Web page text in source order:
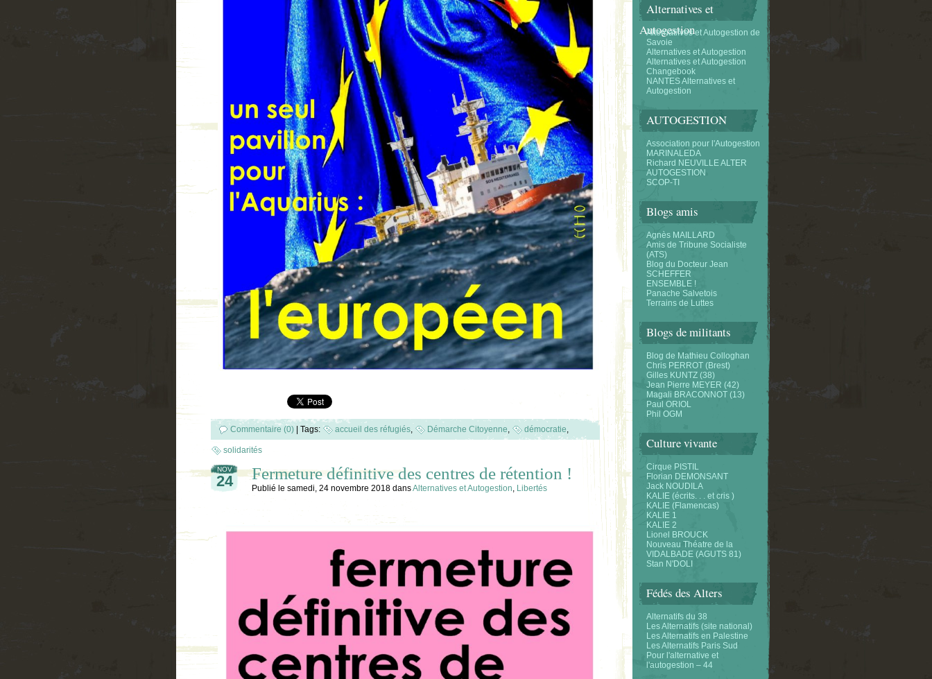
Commentaire (0) Tags: accueil des réfugiés, Démarche Citoyenne, démocratie,
solidarités
NOV
24 Fermeture définitive des centres de rétention !
Publié le samedi, 24 novembre 2018 dansAlternatives et Autogestion, Libertés
Alternatives et
Autogestion
Alternatifves et Autogestion de
Savoie
Alternatives et Autogestion
Alternatives et Autogestion
Changebook
NANTES Alternatives et
Autogestion
AUTOGESTION
Association pour l'Autogestion
MARINALEDA
Richard NEUVILLE ALTER
AUTOGESTION
SCOP-TI
Blogs amis
Agnès MAILLARD
Amis de Tribune Socialiste
(ATS)
Blog du Docteur Jean
SCHEFFER
ENSEMBLE !
Panache Salvetois
Terrains de Luttes
Blogs de militants
Blog de Mathieu Colloghan
Chris PERROT (Brest)
Gilles KUNTZ (38)
Jean Pierre MEYER (42)
Magali BRACONNOT (13)
Paul ORIOL
Phil OGM
Culture vivante
Cirque PISTIL
Florian DEMONSANT
Jack NOUDILA
KALIE (écrits. . . et cris )
KALIE (Flamencas)
KALIE 1
KALIE 2
Lionel BROUCK
Nouveau Théatre de la
VIDALBADE (AGUTS 81)
Stan N'DOLI
Fédés des Alters
Alternatifs du 38
Les Alternatifs (site national)
Les Alternatifs en Palestine
Les Alternatifs Paris Sud
Pour l'alternative et
l'autogestion – 44